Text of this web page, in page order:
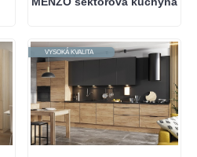
VYSOKÁ KVALITA